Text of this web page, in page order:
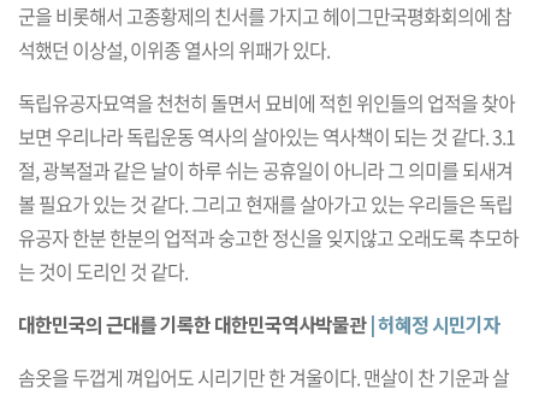
군을 비롯해서 고종황제의 친서를 가지고 헤이그만국평화회의에 참
석했던 이상설, 이위종 열사의 위패가 있다.
독립유공자묘역을 천천히 돌면서 묘비에 적힌 위인들의 업적을 찾아
보면 우리나라 독립운동 역사의 살아있는 역사책이 되는 것 같다. 3.1
절, 광복절과 같은 날이 하루 쉬는 공휴일이 아니라 그 의미를 되새겨
볼 필요가 있는 것 같다. 그리고 현재를 살아가고 있는 우리들은 독립
유공자 한분 한분의 업적과 숭고한 정신을 잊지않고 오래도록 추모하
는 것이 도리인 것 같다.
대한민국의 근대를 기록한 대한민국역사박물관| 허혜정 시민기자
솜옷을 두껍게 껴입어도 시리기만 한 겨울이다. 맨살이 찬 기운과 살